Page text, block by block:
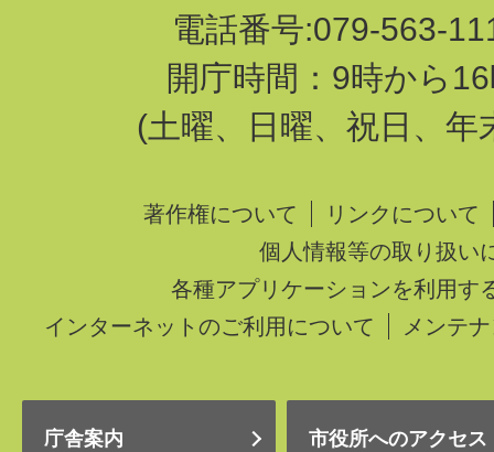
電話番号:079-563-
開庁時間：9時から
(土曜、日曜、祝日、年
著作権について
リンクについて
個人情報等の取り扱い
各種アプリケーションを利用す
インターネットのご利用について
メンテ
庁舎案内 市役所へのアクセス